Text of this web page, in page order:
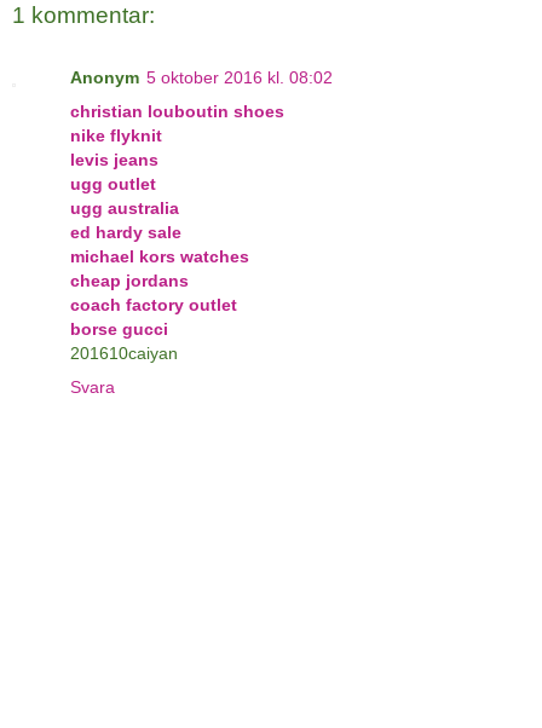
1 kommentar:
Anonym 5 oktober 2016 kl. 08:02
christian louboutin shoes
nike flyknit
levis jeans
ugg outlet
ugg australia
ed hardy sale
michael kors watches
cheap jordans
coach factory outlet
borse gucci
201610caiyan
Svara